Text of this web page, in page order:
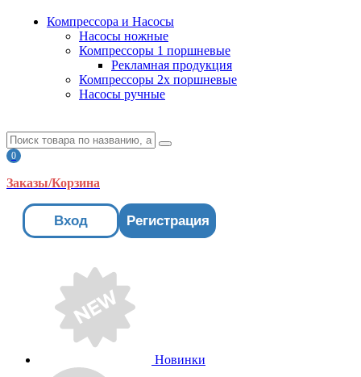
Компрессора и Насосы
Насосы ножные
Компрессоры 1 поршневые
Рекламная продукция
Компрессоры 2х поршневые
Насосы ручные
0
Заказы/Корзина
Вход Регистрация
Новинки